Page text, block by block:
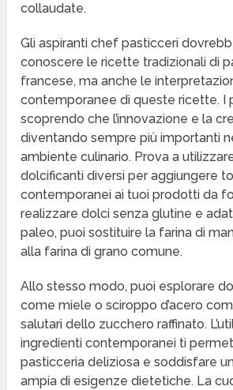
collaudate.
Gli aspiranti chef pasticceri
conoscere le ricette tradizionali di
francese, ma anche le
contemporanee di queste ricette. I
scoprendo che l’innovazione e la
diventando sempre più importanti
ambiente culinario. Prova a
dolcificanti diversi per aggiungere
contemporanei ai tuoi prodotti da
realizzare dolci senza glutine e
paleo, puoi sostituire la farina di
alla farina di grano comune.
Allo stesso modo, puoi esplorare
come miele o sciroppo d’acero
salutari dello zucchero raffinato.
ingredienti contemporanei ti
pasticceria deliziosa e soddisfare
ampia di esigenze dietetiche. La